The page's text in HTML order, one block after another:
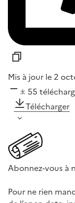
Mis à jour le 2
55
Télécharger
Abonnez-vous à
Pour ne rien